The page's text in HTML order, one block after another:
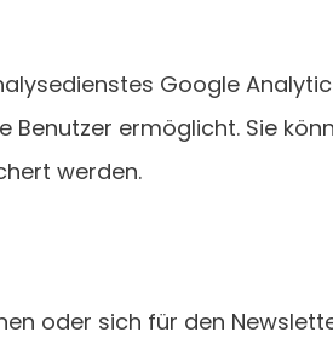
Google
ermöglicht. Sie
werden.
oder sich für den